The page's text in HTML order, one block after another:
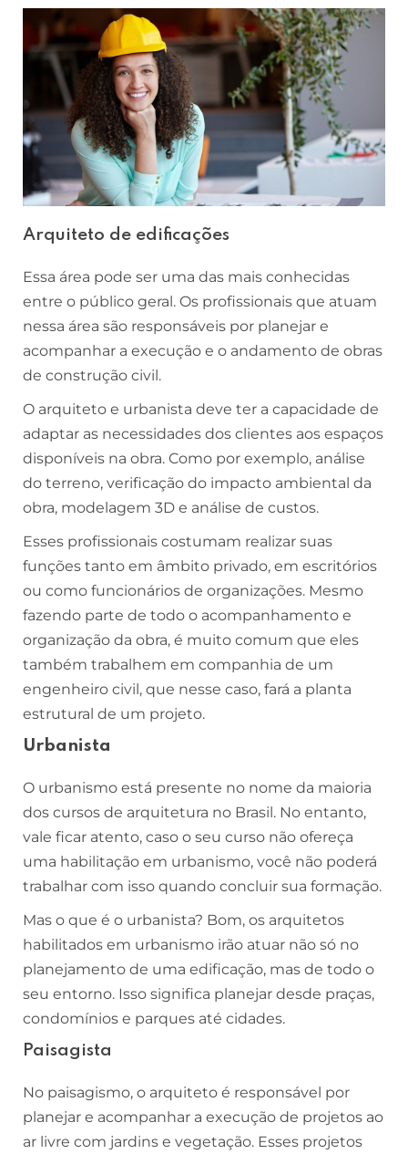
Arquiteto de edificações
Essa área pode ser uma das mais conhecidas
entre o público geral. Os profissionais que atuam
nessa área são responsáveis por planejar e
acompanhar a execução e o andamento de obras
de construção civil.
O arquiteto e urbanista deve ter a capacidade de
adaptar as necessidades dos clientes aos espaços
disponíveis na obra. Como por exemplo, análise
do terreno, verificação do impacto ambiental da
obra, modelagem 3D e análise de custos.
Esses profissionais costumam realizar suas
funções tanto em âmbito privado, em escritórios
ou como funcionários de organizações. Mesmo
fazendo parte de todo o acompanhamento e
organização da obra, é muito comum que eles
também trabalhem em companhia de um
engenheiro civil, que nesse caso, fará a planta
estrutural de um projeto.
Urbanista
O urbanismo está presente no nome da maioria
dos cursos de arquitetura no Brasil. No entanto,
vale ficar atento, caso o seu curso não ofereça
uma habilitação em urbanismo, você não poderá
trabalhar com isso quando concluir sua formação.
Mas o que é o urbanista? Bom, os arquitetos
habilitados em urbanismo irão atuar não só no
planejamento de uma edificação, mas de todo o
seu entorno. Isso significa planejar desde praças,
condomínios e parques até cidades.
Paisagista
No paisagismo, o arquiteto é responsável por
planejar e acompanhar a execução de projetos ao
ar livre com jardins e vegetação. Esses projetos